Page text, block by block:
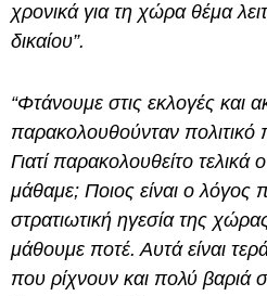
χρονικά για τη χώρα θέμα
δικαίου”.
“Φτάνουμε στις εκλογές και
παρακολουθούνταν
Γιατί παρακολουθείτο τελικά
μάθαμε; Ποιος είναι ο λόγος
στρατιωτική ηγεσία της
μάθουμε ποτέ. Αυτά είναι
που ρίχνουν και πολύ βαριά